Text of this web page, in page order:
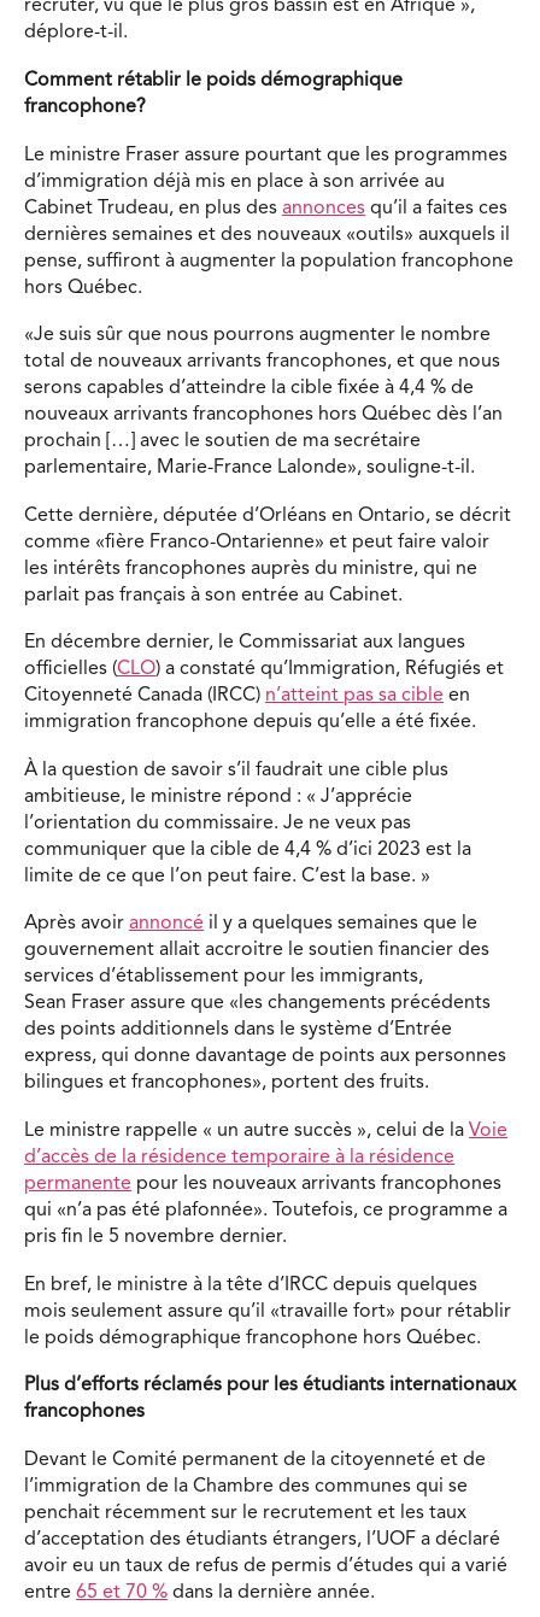
recruter, vu que le plus gros bassin est en Afrique »,
déplore-t-il.
Comment rétablir le poids démographique
francophone?
Le ministre Fraser assure pourtant que les programmes
d’immigration déjà mis en place à son arrivée au
Cabinet Trudeau, en plus des annonces qu’il a faites ces
dernières semaines et des nouveaux «outils» auxquels il
pense, suffiront à augmenter la population francophone
hors Québec.
«Je suis sûr que nous pourrons augmenter le nombre
total de nouveaux arrivants francophones, et que nous
serons capables d’atteindre la cible fixée à 4,4 % de
nouveaux arrivants francophones hors Québec dès l’an
prochain […] avec le soutien de ma secrétaire
parlementaire, Marie-France Lalonde», souligne-t-il.
Cette dernière, députée d’Orléans en Ontario, se décrit
comme «fière Franco-Ontarienne» et peut faire valoir
les intérêts francophones auprès du ministre, qui ne
parlait pas français à son entrée au Cabinet.
En décembre dernier, le Commissariat aux langues
officielles (CLO) a constaté qu’Immigration, Réfugiés et
Citoyenneté Canada (IRCC) n’atteint pas sa cible en
immigration francophone depuis qu’elle a été fixée.
À la question de savoir s’il faudrait une cible plus
ambitieuse, le ministre répond : « J’apprécie
l’orientation du commissaire. Je ne veux pas
communiquer que la cible de 4,4 % d’ici 2023 est la
limite de ce que l’on peut faire. C’est la base. »
Après avoir annoncé il y a quelques semaines que le
gouvernement allait accroitre le soutien financier des
services d’établissement pour les immigrants,
Sean Fraser assure que «les changements précédents
des points additionnels dans le système d’Entrée
express, qui donne davantage de points aux personnes
bilingues et francophones», portent des fruits.
Le ministre rappelle « un autre succès », celui de la Voie
d’accès de la résidence temporaire à la résidence
permanente pour les nouveaux arrivants francophones
qui «n’a pas été plafonnée». Toutefois, ce programme a
pris fin le 5 novembre dernier.
En bref, le ministre à la tête d’IRCC depuis quelques
mois seulement assure qu’il «travaille fort» pour rétablir
le poids démographique francophone hors Québec.
Plus d’efforts réclamés pour les étudiants internationaux
francophones
Devant le Comité permanent de la citoyenneté et de
l’immigration de la Chambre des communes qui se
penchait récemment sur le recrutement et les taux
d’acceptation des étudiants étrangers, l’UOF a déclaré
avoir eu un taux de refus de permis d’études qui a varié
entre 65 et 70 % dans la dernière année.